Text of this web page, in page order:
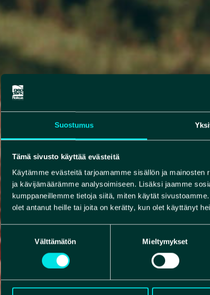
Suostumus
Tämä sivusto käyttää evästeitä
Käytämme evästeitä tarjoamamme sisällön ja
ja kävijämäärämme analysoimiseen. Lisäksi jaamme
kumppaneillemme tietoja siitä, miten käytät
olet antanut heille tai joita on kerätty, kun olet käyttänyt
Suostumuksen
valinta
Välttämätön Mieltymykset